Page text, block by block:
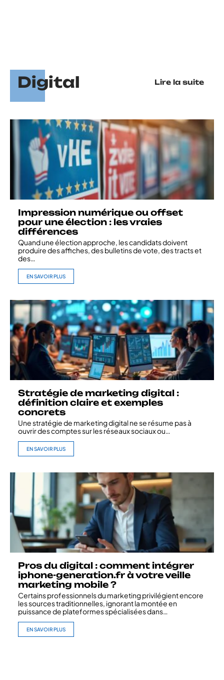
Digital Lire la suite
Impression numérique ou offset
pour une élection : les vraies
différences
Quand une élection approche, les candidats doivent
produire des affiches, des bulletins de vote, des tracts et
des
EN SAVOIR PLUS
Stratégie de marketing digital :
définition claire et exemples
concrets
Une stratégie de marketing digital ne se résume pas à
ouvrir des comptes sur les réseaux sociaux ou
EN SAVOIR PLUS
Pros du digital : comment intégrer
iphone-generation.fr à votre veille
marketing mobile ?
Certains professionnels du marketing privilégient encore
les sources traditionnelles, ignorant la montée en
puissance de plateformes spécialisées dans
EN SAVOIR PLUS